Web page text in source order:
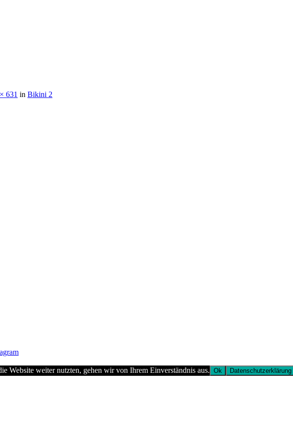
631 in Bikini 2
Website weiter nutzten, gehen wir von Ihrem Einverständnis aus. Ok Datenschutzerklärung